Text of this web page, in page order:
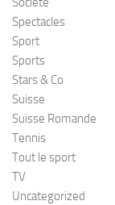
Spectacles
Sport
Sports
Stars & Co
Suisse
Suisse Romande
Tennis
Tout le sport
TV
Uncategorized